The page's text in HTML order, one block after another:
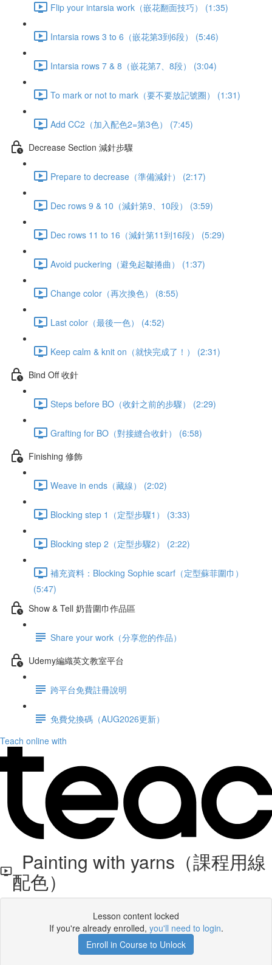
Flip your intarsia work（嵌花翻面技巧） (1:35)
Intarsia rows 3 to 6（嵌花第3到6段） (5:46)
Intarsia rows 7 & 8（嵌花第7、8段） (3:04)
To mark or not to mark（要不要放記號圈） (1:31)
Add CC2（加入配色2=第3色） (7:45)
Decrease Section 減針步驟
Prepare to decrease（準備減針） (2:17)
Dec rows 9 & 10（減針第9、10段） (3:59)
Dec rows 11 to 16（減針第11到16段） (5:29)
Avoid puckering（避免起皺捲曲） (1:37)
Change color（再次換色） (8:55)
Last color（最後一色） (4:52)
Keep calm & knit on（就快完成了！） (2:31)
Bind Off 收針
Steps before BO（收針之前的步驟） (2:29)
Grafting for BO（對接縫合收針） (6:58)
Finishing 修飾
Weave in ends（藏線） (2:02)
Blocking step 1（定型步驟1） (3:33)
Blocking step 2（定型步驟2） (2:22)
補充資料：Blocking Sophie scarf（定型蘇菲圍巾）
(5:47)
Show & Tell 奶昔圍巾作品區
Share your work（分享您的作品）
Udemy編織英文教室平台
跨平台免費註冊說明
免費兌換碼（AUG2026更新）
Teach online with
Painting with yarns（課程用線
配色）
Lesson content locked
If you're already enrolled, you'll need to login.
Enroll in Course to Unlock